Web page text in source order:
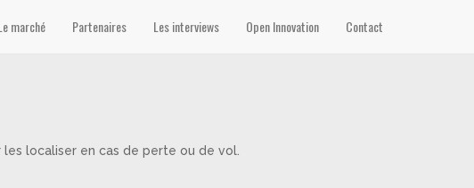
marché Partenaires Les interviews Open Innovation Contact
localiser en cas de perte ou de vol.